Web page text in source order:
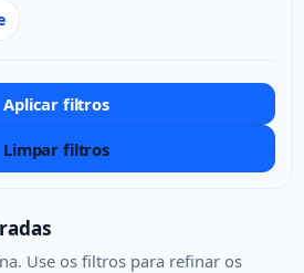
Aplicar filtros
Limpar filtros
Use os filtros para refinar os